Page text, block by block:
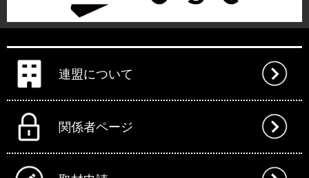
連盟について
関係者ページ